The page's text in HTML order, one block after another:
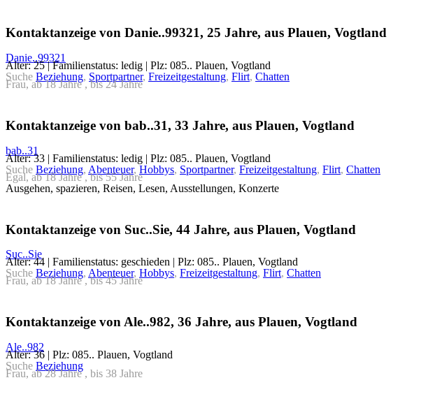
Kontaktanzeige von Danie..99321, 25 Jahre, aus Plauen, Vogtland
Danie..99321
Alter: 25 | Familienstatus: ledig | Plz: 085.. Plauen, Vogtland
Suche Beziehung, Sportpartner, Freizeitgestaltung, Flirt, Chatten
Frau, ab 18 Jahre , bis 24 Jahre
Kontaktanzeige von bab..31, 33 Jahre, aus Plauen, Vogtland
bab..31
Alter: 33 | Familienstatus: ledig | Plz: 085.. Plauen, Vogtland
Suche Beziehung, Abenteuer, Hobbys, Sportpartner, Freizeitgestaltung, Flirt, Chatten
Egal, ab 18 Jahre , bis 55 Jahre
Ausgehen, spazieren, Reisen, Lesen, Ausstellungen, Konzerte
Kontaktanzeige von Suc..Sie, 44 Jahre, aus Plauen, Vogtland
Suc..Sie
Alter: 44 | Familienstatus: geschieden | Plz: 085.. Plauen, Vogtland
Suche Beziehung, Abenteuer, Hobbys, Freizeitgestaltung, Flirt, Chatten
Frau, ab 18 Jahre , bis 45 Jahre
Kontaktanzeige von Ale..982, 36 Jahre, aus Plauen, Vogtland
Ale..982
Alter: 36 | Plz: 085.. Plauen, Vogtland
Suche Beziehung
Frau, ab 28 Jahre , bis 38 Jahre